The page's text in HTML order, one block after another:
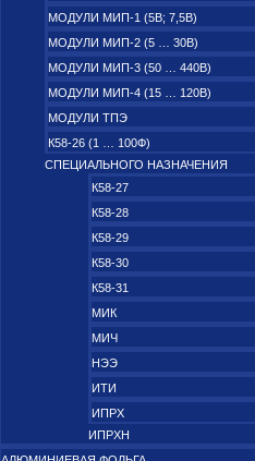
МОДУЛИ МИП-1 (5В; 7,5B)
МОДУЛИ МИП-2 (5 … 30В)
МОДУЛИ МИП-3 (50 … 440В)
МОДУЛИ МИП-4 (15 … 120В)
МОДУЛИ ТПЭ
К58-26 (1 … 100Ф)
СПЕЦИАЛЬНОГО НАЗНАЧЕНИЯ
К58-27
К58-28
К58-29
К58-30
К58-31
МИК
МИЧ
НЭЭ
ИТИ
ИПРХ
ИПРХН